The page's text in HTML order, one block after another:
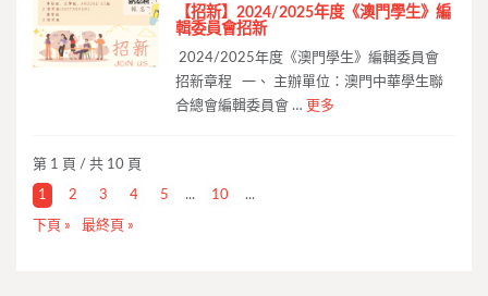
【招新】2024/2025年度《澳門學生》編
輯委員會招新
2024/2025年度《澳門學生》編輯委員會
招新章程 一、 主辦單位：澳門中華學生聯
合總會編輯委員會 … 更多
第 1 頁 / 共 10 頁
1 2 3 4 5 ... 10 ...
下頁 » 最終頁 »